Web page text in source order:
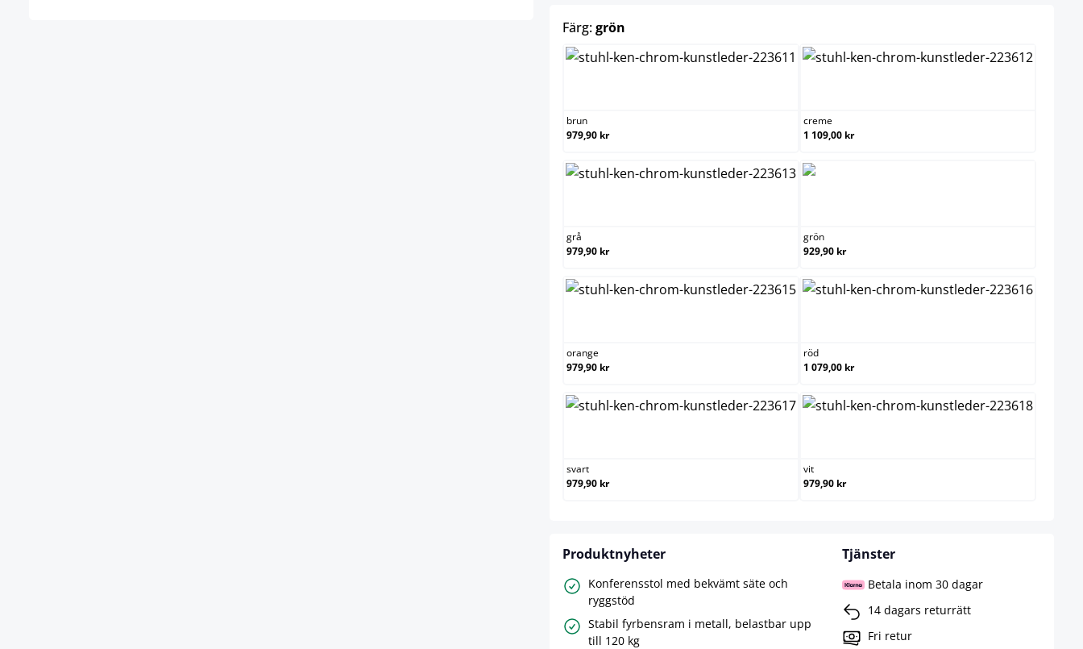
Färg:grön
brun
979,90 kr
creme
1 109,00 kr
grå
979,90 kr
grön
929,90 kr
orange
979,90 kr
röd
1 079,00 kr
svart
979,90 kr
vit
979,90 kr
Produktnyheter
Konferensstol med bekvämt säte och
ryggstöd
Stabil fyrbensram i metall, belastbar upp
till 120 kg
Tjänster
Betala inom 30 dagar
14 dagars returrätt
Fri retur